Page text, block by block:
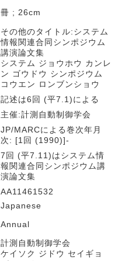
冊 ; 26cm
その他のタイトル:システム
情報関連合同シンポジウム
講演論文集
システム ジョウホウ カンレ
ン ゴウドウ シンポジウム
コウエン ロンブンショウ
記述は6回 (平7.1)による
主催:計測自動制御学会
JP/MARCによる巻次年月
次: [1回 (1990)]-
7回 (平7.11)はシステム情
報関連合同シンポジウム講
演論文集
AA11461532
Japanese
Annual
計測自動制御学会
ケイソク ジドウ セイギョ